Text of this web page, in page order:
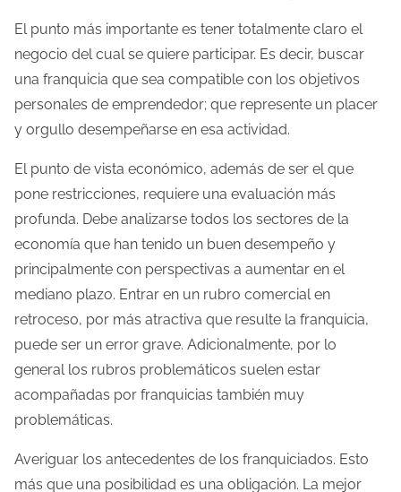
El punto más importante es tener totalmente claro el
negocio del cual se quiere participar. Es decir, buscar
una franquicia que sea compatible con los objetivos
personales de emprendedor; que represente un placer
y orgullo desempeñarse en esa actividad.
El punto de vista económico, además de ser el que
pone restricciones, requiere una evaluación más
profunda. Debe analizarse todos los sectores de la
economía que han tenido un buen desempeño y
principalmente con perspectivas a aumentar en el
mediano plazo. Entrar en un rubro comercial en
retroceso, por más atractiva que resulte la franquicia,
puede ser un error grave. Adicionalmente, por lo
general los rubros problemáticos suelen estar
acompañadas por franquicias también muy
problemáticas.
Averiguar los antecedentes de los franquiciados. Esto
más que una posibilidad es una obligación. La mejor